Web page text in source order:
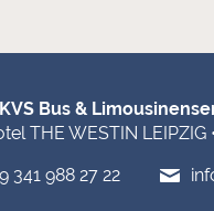
KVS Bus &
THE WESTIN LEIPZIG
341 988 27 22